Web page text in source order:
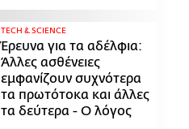
ΤECH & SCIENCE
Έρευνα για τα αδέλφια:
Άλλες ασθένειες
εμφανίζουν συχνότερα
τα πρωτότοκα και άλλες
τα δεύτερα - Ο λόγος